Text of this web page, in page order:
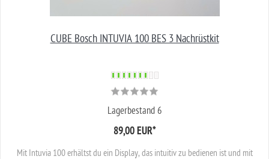
CUBE Bosch INTUVIA 100 BES 3 Nachrüstkit
Lagerbestand 6
89,00 EUR*
Mit Intuvia 100 erhältst du ein Display, das intuitiv zu bedienen ist und mit